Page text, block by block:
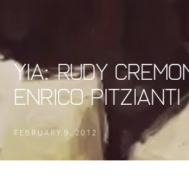
YIA: Rudy
Enrico Pitzianti
FEBRUARY 9, 2012